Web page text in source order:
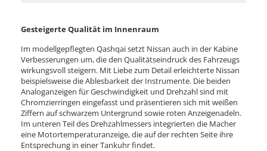
Gesteigerte Qualität im Innenraum
Im modellgepflegten Qashqai setzt Nissan auch in der Kabine
Verbesserungen um, die den Qualitätseindruck des Fahrzeugs
wirkungsvoll steigern. Mit Liebe zum Detail erleichterte Nissan
beispielsweise die Ablesbarkeit der Instrumente. Die beiden
Analoganzeigen für Geschwindigkeit und Drehzahl sind mit
Chromzierringen eingefasst und präsentieren sich mit weißen
Ziffern auf schwarzem Untergrund sowie roten Anzeigenadeln.
Im unteren Teil des Drehzahlmessers integrierten die Macher
eine Motortemperaturanzeige, die auf der rechten Seite ihre
Entsprechung in einer Tankuhr findet.